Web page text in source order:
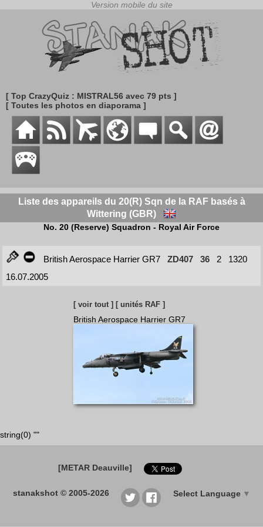
[ Top CrazyQuiz : MISTRAL56 avec 79 pts ]
[ Toutes les photos en diaporama ]
Liste des appareils du 20(R) Sqn de la RAF basés à
Wittering (GBR)
No. 20 (Reserve) Squadron - Royal Air Force
British Aerospace Harrier GR7 ZD407 36 2
1320
16.07.2005
[ voir tout ] [ unités RAF ]
British Aerospace Harrier GR7
string(0) ""
[METAR Deauville]
stanakshot © 2005-2026 Select Language ▼